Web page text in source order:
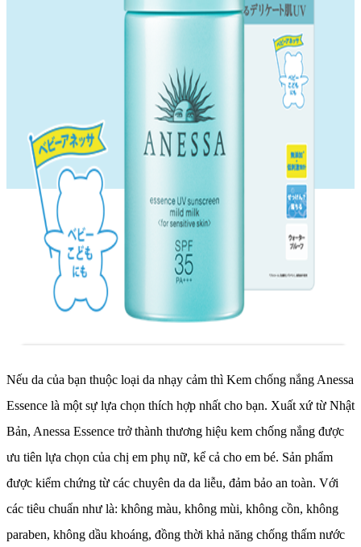
Nếu da của bạn thuộc loại da nhạy cảm thì Kem chống nắng Anessa
Essence là một sự lựa chọn thích hợp nhất cho bạn. Xuất xứ từ Nhật
Bản, Anessa Essence trở thành thương hiệu kem chống nắng được
ưu tiên lựa chọn của chị em phụ nữ, kể cả cho em bé. Sản phẩm
được kiểm chứng từ các chuyên da da liễu, đảm bảo an toàn. Với
các tiêu chuẩn như là: không màu, không mùi, không cồn, không
paraben, không dầu khoáng, đồng thời khả năng chống thấm nước